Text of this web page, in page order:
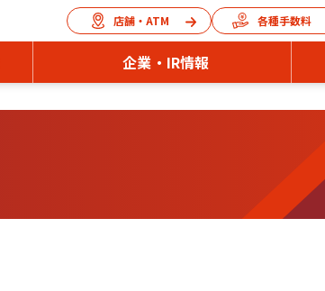
店舗・ATM 各種手数料
企業・IR情報